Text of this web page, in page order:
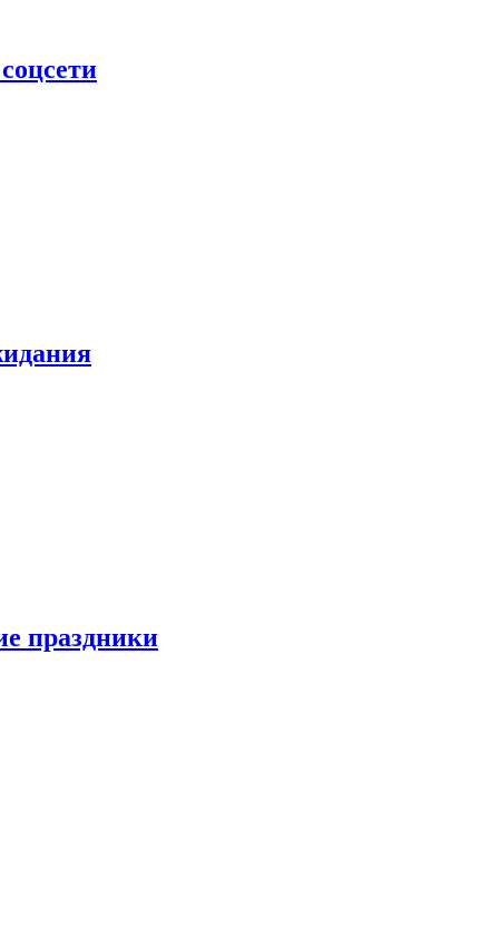
праздники